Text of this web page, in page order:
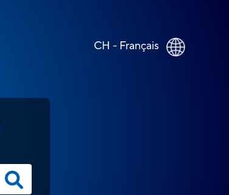
CH - Français